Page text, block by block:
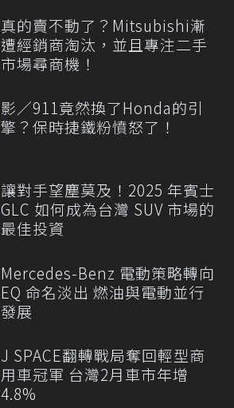
真的賣不動了？Mitsubishi漸
遭經銷商淘汰，並且專注二手
市場尋商機！
影／911竟然換了Honda的引
擎？保時捷鐵粉憤怒了！
讓對手望塵莫及！2025 年賓士
GLC 如何成為台灣 SUV 市場的
最佳投資
Mercedes-Benz 電動策略轉向
EQ 命名淡出 燃油與電動並行
發展
J SPACE翻轉戰局奪回輕型商
用車冠軍 台灣2月車市年增
4.8%